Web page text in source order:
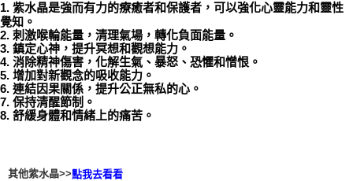
免運費
1. 紫水晶是強而有力的療癒者和保護者，可以強化心靈能力和靈性
覺知。
2. 刺激喉輪能量，清理氣場，轉化負面能量。
3. 鎮定心神，提升冥想和觀想能力。
4. 消除精神傷害，化解生氣、暴怒、恐懼和憎恨。
5. 增加對新觀念的吸收能力。
6. 連結因果關係，提升公正無私的心。
7. 保持清醒節制。
8. 舒緩身體和情緒上的痛苦。
其他紫水晶>>點我去看看